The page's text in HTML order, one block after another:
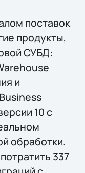
поставок
продукты,
СУБД:
и
10 с
обработки.
337